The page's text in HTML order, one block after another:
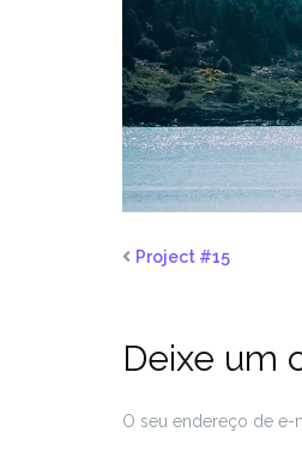
Project #15
Deixe um
O seu endereço de e-